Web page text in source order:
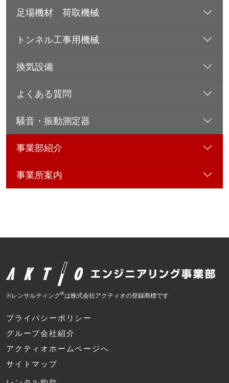
足場機材 荷取機械
トンネル工事用機械
換気設備
よくある質問
騒音・振動測定器
事業部紹介
事業所案内
※レンサルティング®は株式会社アクティオの登録商標です
プライバシーポリシー
グループ会社紹介
アクティオホームページへ
サイトマップ